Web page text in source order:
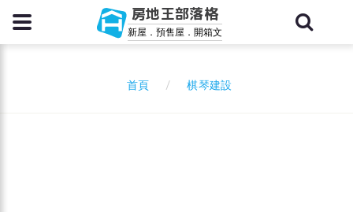
房地王部落格
新屋．預售屋．開箱文
首頁 棋琴建設